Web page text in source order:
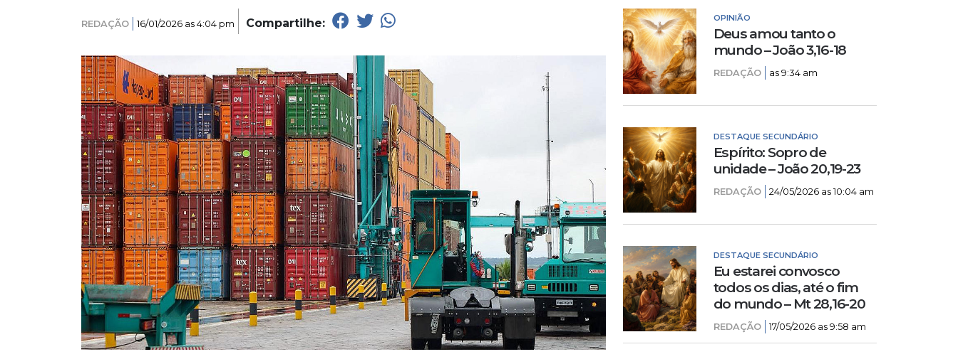
REDAÇÃO 16/01/2026 as 4:04 pm Compartilhe: OPINIÃO
Deus amou tanto o
mundo – João 3,16-18
REDAÇÃO as 9:34 am
DESTAQUE SECUNDÁRIO
Espírito: Sopro de
unidade – João 20,19-23
REDAÇÃO 24/05/2026 as 10:04 am
DESTAQUE SECUNDÁRIO
Eu estarei convosco
todos os dias, até o fim
do mundo – Mt 28,16-20
REDAÇÃO 17/05/2026 as 9:58 am